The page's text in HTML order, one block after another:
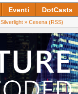
Eventi DotCasts
Silverlight » Cesena (RSS)